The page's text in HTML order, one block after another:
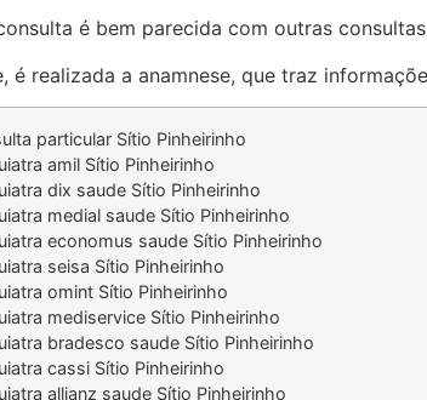
é bem parecida com outras
é realizada a anamnese, que traz
particular Sítio Pinheirinho
amil Sítio Pinheirinho
dix saude Sítio Pinheirinho
medial saude Sítio Pinheirinho
economus saude Sítio Pinheirinho
seisa Sítio Pinheirinho
omint Sítio Pinheirinho
mediservice Sítio Pinheirinho
bradesco saude Sítio Pinheirinho
cassi Sítio Pinheirinho
allianz saude Sítio Pinheirinho